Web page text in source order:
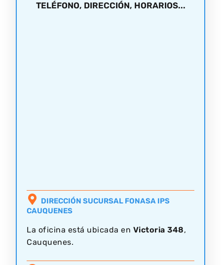
TELÉFONO, DIRECCIÓN, HORARIOS...
DIRECCIÓN SUCURSAL FONASA IPS
CAUQUENES
La oficina está ubicada en Victoria 348,
Cauquenes.